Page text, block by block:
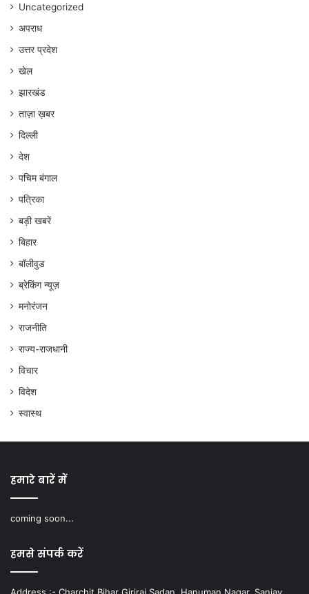
Uncategorized
अपराध
उत्तर प्रदेश
खेल
झारखंड
ताज़ा ख़बर
दिल्ली
देश
पचिम बंगाल
पत्रिका
बड़ी खबरें
बिहार
बॉलीवुड
ब्रेकिंग न्यूज़
मनोरंजन
राजनीति
राज्य-राजधानी
विचार
विदेश
स्वास्थ
हमारे बारें में
coming soon...
हमसे संपर्क करें